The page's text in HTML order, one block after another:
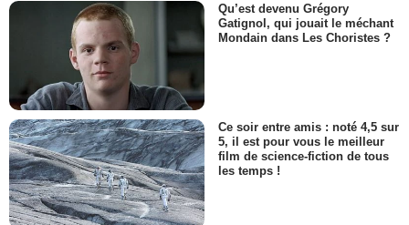
Qu’est devenu Grégory
Gatignol, qui jouait le méchant
Mondain dans Les Choristes ?
Ce soir entre amis : noté 4,5 sur
5, il est pour vous le meilleur
film de science-fiction de tous
les temps !